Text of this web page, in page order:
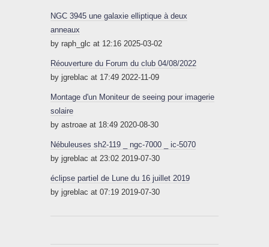
NGC 3945 une galaxie elliptique à deux
anneaux
by raph_glc at 12:16 2025-03-02
Réouverture du Forum du club 04/08/2022
by jgreblac at 17:49 2022-11-09
Montage d'un Moniteur de seeing pour imagerie
solaire
by astroae at 18:49 2020-08-30
Nébuleuses sh2-119 _ ngc-7000 _ ic-5070
by jgreblac at 23:02 2019-07-30
éclipse partiel de Lune du 16 juillet 2019
by jgreblac at 07:19 2019-07-30